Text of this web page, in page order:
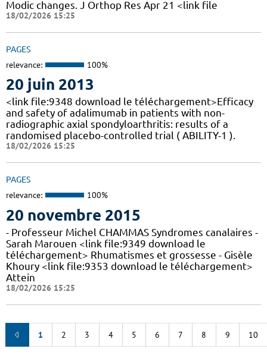
Modic changes. J Orthop Res Apr 21 <link file
18/02/2026 15:25
PAGES
relevance: 100%
20 juin 2013
<link file:9348 download le téléchargement>Efficacy
and safety of adalimumab in patients with non-
radiographic axial spondyloarthritis: results of a
randomised placebo-controlled trial ( ABILITY-1 ).
18/02/2026 15:25
PAGES
relevance: 100%
20 novembre 2015
- Professeur Michel CHAMMAS Syndromes canalaires -
Sarah Marouen <link file:9349 download le
téléchargement> Rhumatismes et grossesse - Gisèle
Khoury <link file:9353 download le téléchargement>
Attein
18/02/2026 15:25
1 2 3 4 5 6 7 8 9 10